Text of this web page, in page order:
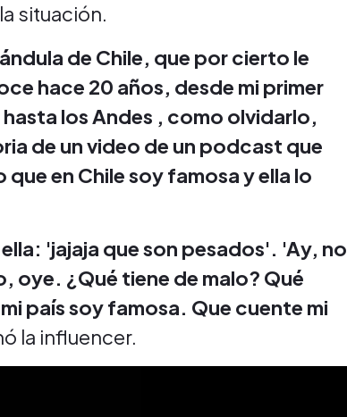
situación.
de Chile, que por cierto le
hace 20 años, desde mi primer
los Andes , como olvidarlo,
de un video de un podcast que
en Chile soy famosa y ella lo
'jajaja que son pesados'. 'Ay, no
oye. ¿Qué tiene de malo? Qué
país soy famosa. Que cuente mi
la influencer.